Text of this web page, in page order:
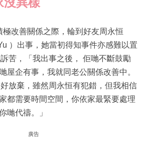
改善關係之際，輪到好友周永恒
）出事，她當初得知事件亦感難以置
苦，「我出事之後， 佢哋不斷鼓勵
屋企有事，我就同老公關係改善中。
放棄，雖然周永恒有犯錯，但我相信
都需要時間空間，你依家最緊要處理
哋代禱。」
廣告